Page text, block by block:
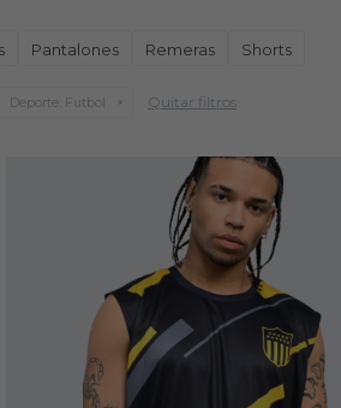
Pantalones Remeras Shorts
Deporte: Futbol Quitar filtros